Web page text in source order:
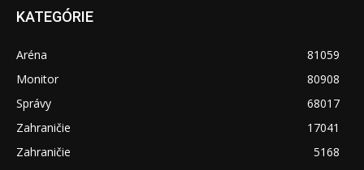
KATEGÓRIE
Aréna
81059
Monitor
80908
Správy
68017
Zahraničie
17041
Zahraničie
5168